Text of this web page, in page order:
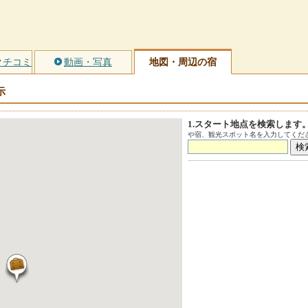
コミ 動画・写真 地図・周辺の宿
1.スタート地点を検索します
や宿、観光スポット名を入力してくだ